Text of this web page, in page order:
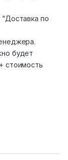
по
будет
стоимость